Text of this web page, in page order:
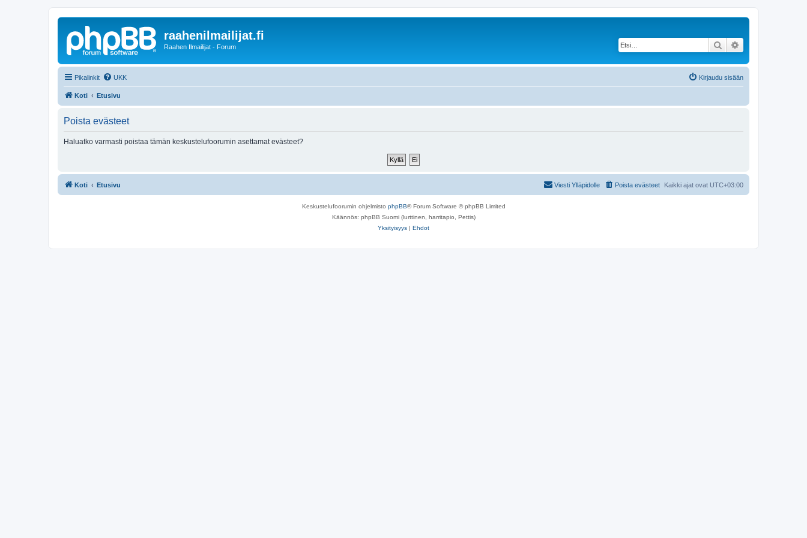
raahenilmailijat.fi
Raahen Ilmailijat - Forum Etsi
Pikalinkit UKK Kirjaudu sisään
Koti Etusivu
Poista evästeet
Haluatko varmasti poistaa tämän keskustelufoorumin asettamat evästeet?
Koti Etusivu Kaikki ajat ovat UTC+03:00
Poista evästeet
Viesti Ylläpidolle
Keskustelufoorumin ohjelmisto phpBB® Forum Software © phpBB Limited
Käännös: phpBB Suomi (lurttinen, harritapio, Pettis)
Yksityisyys | Ehdot